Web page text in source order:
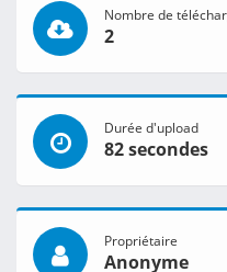
Nombre de
2
Durée d'upload
82 secondes
Propriétaire
Anonyme